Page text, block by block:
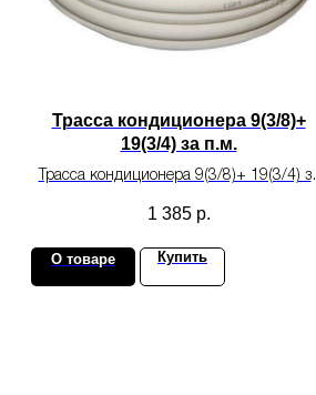
Трасса кондиционера 9(3/8)+
19(3/4) за п.м.
Трасса кондиционера 9(3/8)+ 19(3/4) за
1 385 р.
О товаре Купить